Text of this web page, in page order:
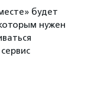
будет
нужен